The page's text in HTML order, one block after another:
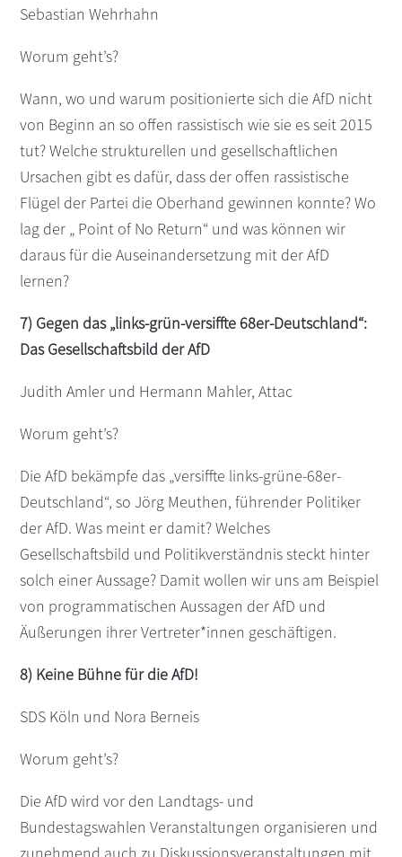
Sebastian Wehrhahn
Worum geht’s?
Wann, wo und warum positionierte sich die AfD nicht
von Beginn an so offen rassistisch wie sie es seit 2015
tut? Welche strukturellen und gesellschaftlichen
Ursachen gibt es dafür, dass der offen rassistische
Flügel der Partei die Oberhand gewinnen konnte? Wo
lag der „ Point of No Return“ und was können wir
daraus für die Auseinandersetzung mit der AfD
lernen?
7) Gegen das „links-grün-versiffte 68er-Deutschland“:
Das Gesellschaftsbild der AfD
Judith Amler und Hermann Mahler, Attac
Worum geht’s?
Die AfD bekämpfe das „versiffte links-grüne-68er-
Deutschland“, so Jörg Meuthen, führender Politiker
der AfD. Was meint er damit? Welches
Gesellschaftsbild und Politikverständnis steckt hinter
solch einer Aussage? Damit wollen wir uns am Beispiel
von programmatischen Aussagen der AfD und
Äußerungen ihrer Vertreter*innen geschäftigen.
8) Keine Bühne für die AfD!
SDS Köln und Nora Berneis
Worum geht’s?
Die AfD wird vor den Landtags- und
Bundestagswahlen Veranstaltungen organisieren und